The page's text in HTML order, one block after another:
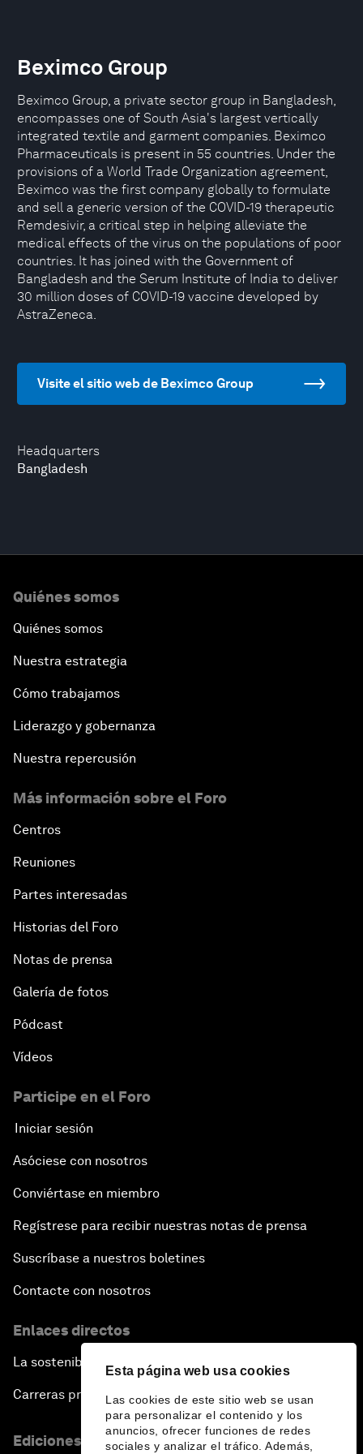
Esta página web usa cookies
Las cookies de este sitio web se usan
para personalizar el contenido y los
anuncios, ofrecer funciones de redes
sociales y analizar el tráfico. Además,
Headquarters
Bangladesh
Beximco Group
Beximco Group, a private sector group in Bangladesh,
encompasses one of South Asia's largest vertically
integrated textile and garment companies. Beximco
Pharmaceuticals is present in 55 countries. Under the
provisions of a World Trade Organization agreement,
Beximco was the first company globally to formulate
and sell a generic version of the COVID-19 therapeutic
Remdesivir, a critical step in helping alleviate the
medical effects of the virus on the populations of poor
countries. It has joined with the Government of
Bangladesh and the Serum Institute of India to deliver
30 million doses of COVID-19 vaccine developed by
AstraZeneca.
Visite el sitio web de Beximco Group
Quiénes somos
Quiénes somos
Nuestra estrategia
Cómo trabajamos
Liderazgo y gobernanza
Nuestra repercusión
Más información sobre el Foro
Centros
Reuniones
Partes interesadas
Historias del Foro
Notas de prensa
Galería de fotos
Pódcast
Vídeos
Participe en el Foro
Iniciar sesión
Asóciese con nosotros
Conviértase en miembro
Regístrese para recibir nuestras notas de prensa
Suscríbase a nuestros boletines
Contacte con nosotros
Enlaces directos
La sostenibilidad en el Foro
Carreras profesionales
Ediciones en otros idiomas